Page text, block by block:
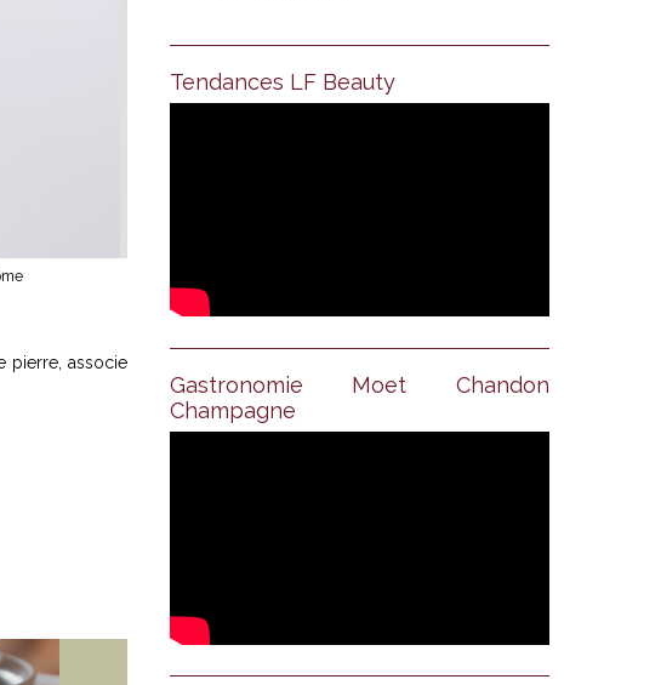
pierre, associe
Tendances LF Beauty
Gastronomie Moet Chandon
Champagne